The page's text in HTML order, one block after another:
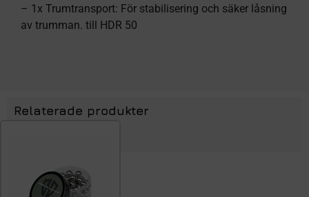
– 1x Trumtransport: För stabilisering och säker låsning
av trumman. till HDR 50
Relaterade produkter